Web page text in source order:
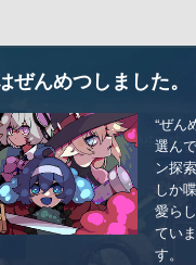
ぜんめつしました。
“ぜん
選ん
ン探
しか
愛ら
てい
す。